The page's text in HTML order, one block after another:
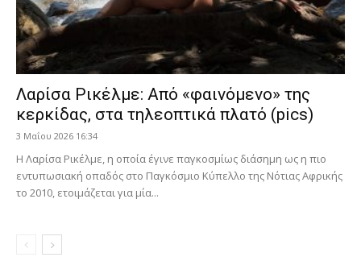
Λαρίσα Ρικέλμε: Από «φαινόμενο» της
κερκίδας, στα τηλεοπτικά πλατό (pics)
3 Μαΐου 2026 16:34
Η Λαρίσα Ρικέλμε, η οποία έγινε παγκοσμίως διάσημη ως η πιο
εντυπωσιακή οπαδός στο Παγκόσμιο Κύπελλο της Νότιας Αφρικής
το 2010, ετοιμάζεται για μία...